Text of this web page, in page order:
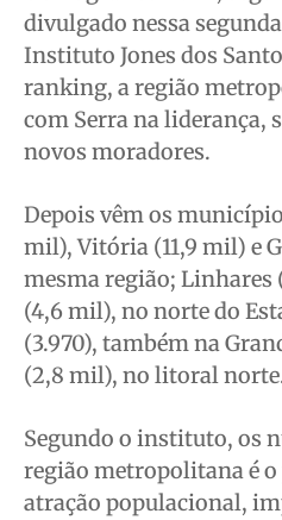
Quem Somos
Expediente
Contato
Termos de Uso
Privacidade
Quem Somos
Expediente
Contato
Termos de Uso
Privacidade
Quem Somos
Expediente
Contato
Termos de Uso
Privacidade
Quem Somos
Expediente
Contato
Termos de Uso
Privacidade
divulgado nessa
Instituto Jones dos
ranking, a região
com Serra na liderança,
novos moradores.
Depois vêm os
mil), Vitória (11,9 mil) e
mesma região; Linhares
(4,6 mil), no norte do
(3.970), também na
(2,8 mil), no litoral
Segundo o instituto, os
região metropolitana é
atração populacional,